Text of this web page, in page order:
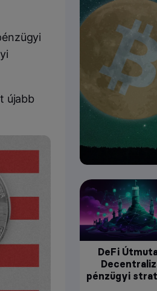
újabb
DeFi
pénzügyi